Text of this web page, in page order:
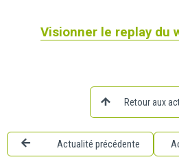
Visionner le replay du
Retour aux
Actualité précédente